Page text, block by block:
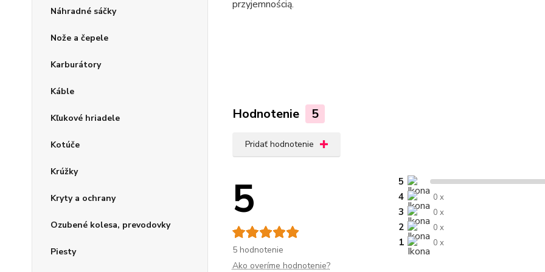
Náhradné sáčky
Nože a čepele
Karburátory
Káble
Kľukové hriadele
Kotúče
Krúžky
Kryty a ochrany
Ozubené kolesa, prevodovky
Piesty
przyjemnością.
Hodnotenie 5
Pridať hodnotenie
5
5 hodnotenie
5
4
0 x
3 0 x
2 0 x
1 0 x
Ako overíme hodnotenie?